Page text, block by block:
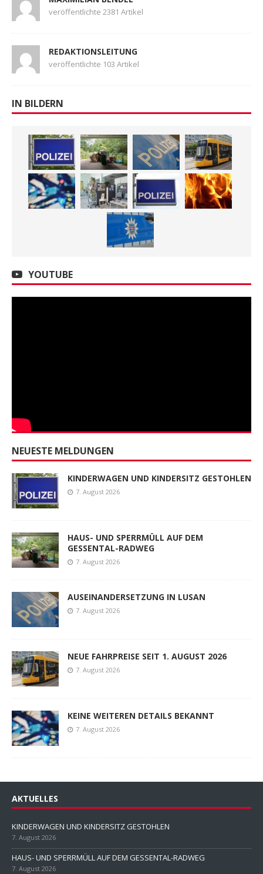
veröffentlichte 2381 Artikel
REDAKTIONSLEITUNG
veröffentlichte 103 Artikel
IN BILDERN
YOUTUBE
NEUESTE MELDUNGEN
KINDERWAGEN UND KINDERSITZ GESTOHLEN
7. August 2026
HAUS- UND SPERRMÜLL AUF DEM
GESSENTAL-RADWEG
7. August 2026
AUSEINANDERSETZUNG IN LUSAN
7. August 2026
NEUE FAHRPREISE SEIT 1. AUGUST 2026
7. August 2026
KEINE WEITEREN DETAILS BEKANNT
7. August 2026
AKTUELLES
KINDERWAGEN UND KINDERSITZ GESTOHLEN
7. August 2026
HAUS- UND SPERRMÜLL AUF DEM GESSENTAL-RADWEG
7. August 2026